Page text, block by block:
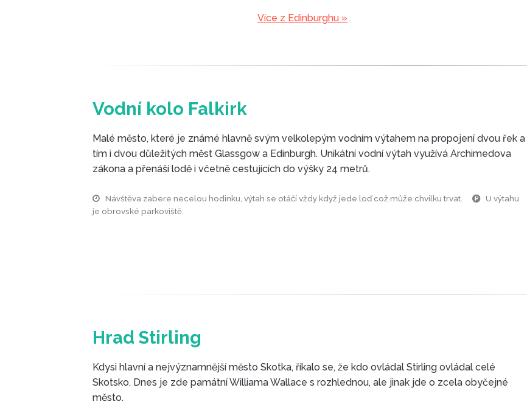
Více z Edinburghu »
Vodní kolo Falkirk
Malé město, které je známé hlavně svým velkolepým vodním výtahem na propojení dvou řek a
tím i dvou důležitých měst Glassgow a Edinburgh. Unikátní vodní výtah využívá Archimedova
zákona a přenáší lodě i včetně cestujících do výšky 24 metrů.
Návštěva zabere necelou hodinku, výtah se otáčí vždy když jede loď což může chvilku trvat.
U výtahu
je obrovské parkoviště.
Hrad Stirling
Kdysi hlavní a nejvýznamnější město Skotka, říkalo se, že kdo ovládal Stirling ovládal celé
Skotsko. Dnes je zde památní Williama Wallace s rozhlednou, ale jinak jde o zcela obyčejné
město.